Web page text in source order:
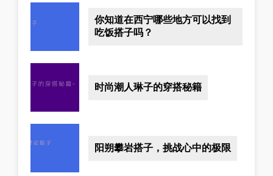
你知道在西宁哪些地方可以找到
吃饭搭子吗？
时尚潮人琳子的穿搭秘籍
阳朔攀岩搭子，挑战心中的极限